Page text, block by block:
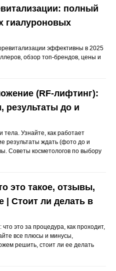
полный
гиалуроновых
эффективны в 2025
обзор топ-брендов, цены и
(RF-лифтинг):
результаты до и
Узнайте, как работает
результаты ждать (фото до и
Советы косметологов по выбору
это такое, отзывы,
| Стоит ли делать в
это за процедура, как проходит,
все плюсы и минусы,
решить, стоит ли ее делать
BBL
Elite+